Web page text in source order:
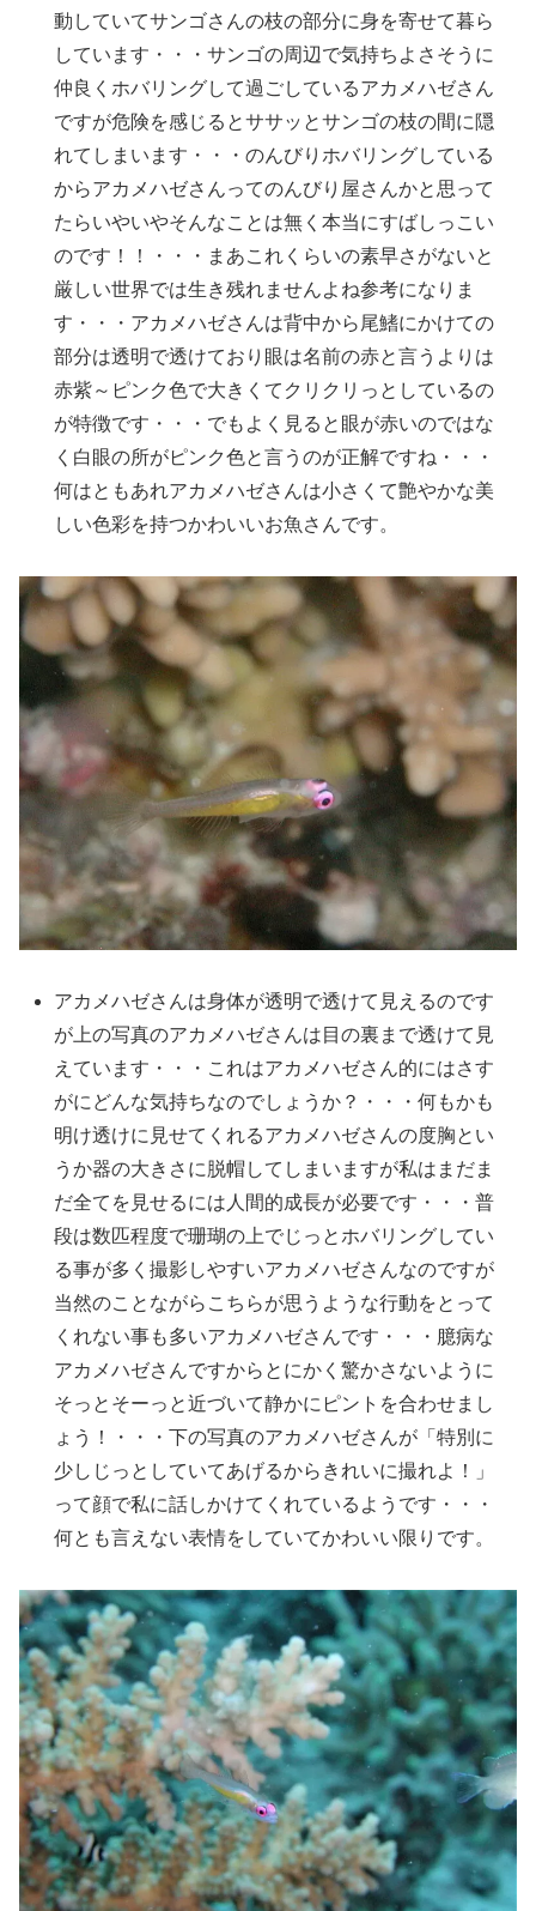
動していてサンゴさんの枝の部分に身を寄せて暮ら
しています・・・サンゴの周辺で気持ちよさそうに
仲良くホバリングして過ごしているアカメハゼさん
ですが危険を感じるとササッとサンゴの枝の間に隠
れてしまいます・・・のんびりホバリングしている
からアカメハゼさんってのんびり屋さんかと思って
たらいやいやそんなことは無く本当にすばしっこい
のです！！・・・まあこれくらいの素早さがないと
厳しい世界では生き残れませんよね参考になりま
す・・・アカメハゼさんは背中から尾鰭にかけての
部分は透明で透けており眼は名前の赤と言うよりは
赤紫～ピンク色で大きくてクリクリっとしているの
が特徴です・・・でもよく見ると眼が赤いのではな
く白眼の所がピンク色と言うのが正解ですね・・・
何はともあれアカメハゼさんは小さくて艶やかな美
しい色彩を持つかわいいお魚さんです。
アカメハゼさんは身体が透明で透けて見えるのです
が上の写真のアカメハゼさんは目の裏まで透けて見
えています・・・これはアカメハゼさん的にはさす
がにどんな気持ちなのでしょうか？・・・何もかも
明け透けに見せてくれるアカメハゼさんの度胸とい
うか器の大きさに脱帽してしまいますが私はまだま
だ全てを見せるには人間的成長が必要です・・・普
段は数匹程度で珊瑚の上でじっとホバリングしてい
る事が多く撮影しやすいアカメハゼさんなのですが
当然のことながらこちらが思うような行動をとって
くれない事も多いアカメハゼさんです・・・臆病な
アカメハゼさんですからとにかく驚かさないように
そっとそーっと近づいて静かにピントを合わせまし
ょう！・・・下の写真のアカメハゼさんが「特別に
少しじっとしていてあげるからきれいに撮れよ！」
って顔で私に話しかけてくれているようです・・・
何とも言えない表情をしていてかわいい限りです。